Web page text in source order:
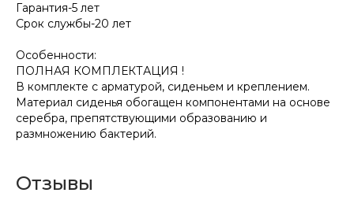
Гарантия-5 лет
Срок службы-20 лет
Особенности:
ПОЛНАЯ КОМПЛЕКТАЦИЯ !
В комплекте с арматурой, сиденьем и креплением.
Материал сиденья обогащен компонентами на основе
серебра, препятствующими образованию и
размножению бактерий.
Отзывы